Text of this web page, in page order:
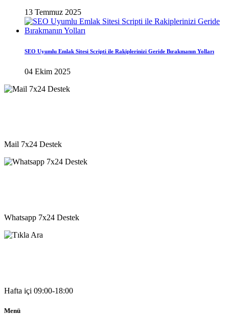
13 Temmuz 2025
SEO Uyumlu Emlak Sitesi Scripti ile Rakiplerinizi Geride Bırakmanın Yolları
04 Ekim 2025
Mail 7x24 Destek
Whatsapp 7x24 Destek
Hafta içi 09:00-18:00
Menü